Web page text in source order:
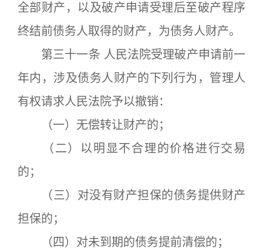
全部财产，以及破产申请受理后至破产程序
终结前债务人取得的财产，为债务人财产。
第三十一条 人民法院受理破产申请前一
年内，涉及债务人财产的下列行为，管理人
有权请求人民法院予以撤销：
（一）无偿转让财产的；
（二）以明显不合理的价格进行交易
的；
（三）对没有财产担保的债务提供财产
担保的；
（四）对未到期的债务提前清偿的；